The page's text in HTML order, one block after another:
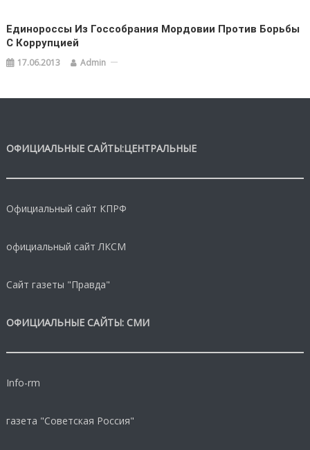
Единороссы Из Госсобрания Мордовии Против Борьбы
С Коррупцией
17.06.2013 Admin
ОФИЦИАЛЬНЫЕ САЙТЫ:ЦЕНТРАЛЬНЫЕ
Официальный сайт КПРФ
официальный сайт ЛКСМ
Сайт газеты "Правда"
ОФИЦИАЛЬНЫЕ САЙТЫ: СМИ
Info-rm
газета "Советская Россия"